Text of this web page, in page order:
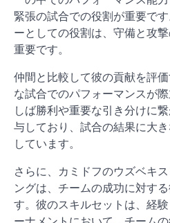
緊張の試合での役割が重要で
ーとしての役割は、守備と攻
重要です。
仲間と比較して彼の貢献を評
な試合でのパフォーマンスが
しば勝利や重要な引き分けに
与しており、試合の結果に大
しています。
さらに、カミドフのウズベキ
ングは、チームの成功に対す
す。彼のスキルセットは、経